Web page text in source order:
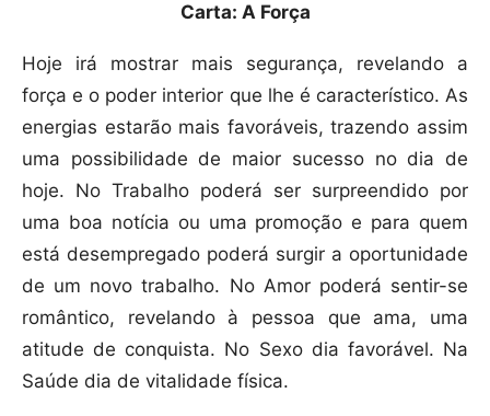
Carta: A Força
Hoje irá mostrar mais segurança, revelando a
força e o poder interior que lhe é característico. As
energias estarão mais favoráveis, trazendo assim
uma possibilidade de maior sucesso no dia de
hoje. No Trabalho poderá ser surpreendido por
uma boa notícia ou uma promoção e para quem
está desempregado poderá surgir a oportunidade
de um novo trabalho. No Amor poderá sentir-se
romântico, revelando à pessoa que ama, uma
atitude de conquista. No Sexo dia favorável. Na
Saúde dia de vitalidade física.